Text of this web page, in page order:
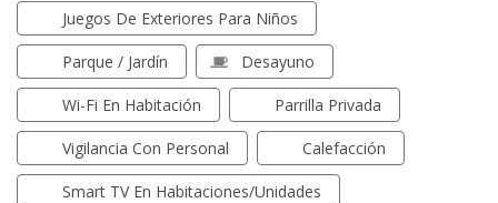
Juegos De Exteriores Para Niños
Parque / Jardín Desayuno
Wi-Fi En Habitación Parrilla Privada
Vigilancia Con Personal Calefacción
Smart TV En Habitaciones/unidades